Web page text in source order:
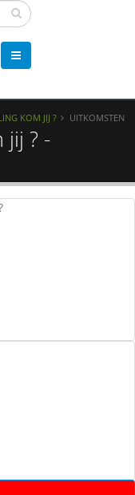
KOM JIJ ? UITKOMSTEN
jij ? -